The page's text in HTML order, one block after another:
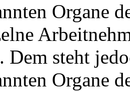
Organe
steht
Organe